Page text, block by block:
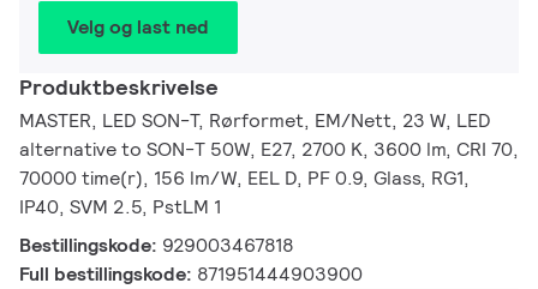
Velg og last ned
Produktbeskrivelse
MASTER, LED SON-T, Rørformet, EM/Nett, 23 W, LED
alternative to SON-T 50W, E27, 2700 K, 3600 lm, CRI 70,
70000 time(r), 156 lm/W, EEL D, PF 0.9, Glass, RG1,
IP40, SVM 2.5, PstLM 1
Bestillingskode: 929003467818
Full bestillingskode: 871951444903900